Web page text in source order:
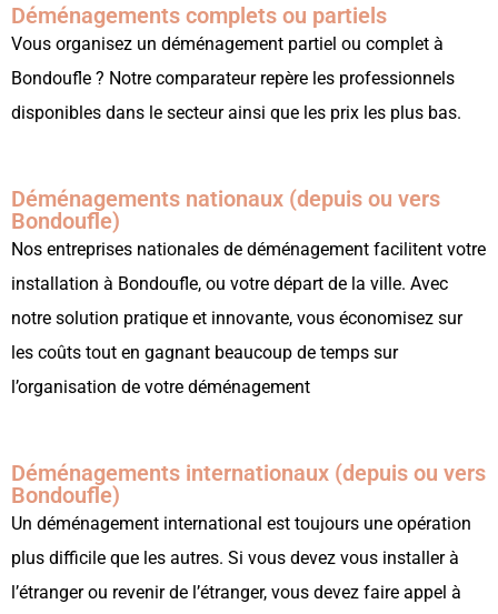
Déménagements complets ou partiels
Vous organisez un déménagement partiel ou complet à
Bondoufle ? Notre comparateur repère les professionnels
disponibles dans le secteur ainsi que les prix les plus bas.
Déménagements nationaux (depuis ou vers
Bondoufle)
Nos entreprises nationales de déménagement facilitent votre
installation à Bondoufle, ou votre départ de la ville. Avec
notre solution pratique et innovante, vous économisez sur
les coûts tout en gagnant beaucoup de temps sur
l’organisation de votre déménagement
Déménagements internationaux (depuis ou vers
Bondoufle)
Un déménagement international est toujours une opération
plus difficile que les autres. Si vous devez vous installer à
l’étranger ou revenir de l’étranger, vous devez faire appel à